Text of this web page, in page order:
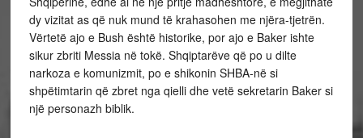
dy vizitat as që nuk mund të krahasohen me njëra-tjetrën.
Vërtetë ajo e Bush është historike, por ajo e Baker ishte
sikur zbriti Messia në tokë. Shqiptarëve që po u dilte
narkoza e komunizmit, po e shikonin SHBA-në si
shpëtimtarin që zbret nga qielli dhe vetë sekretarin Baker si
një personazh biblik.